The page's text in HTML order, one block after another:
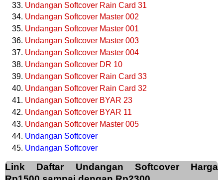
Undangan Softcover Rain Card 31
Undangan Softcover Master 002
Undangan Softcover Master 001
Undangan Softcover Master 003
Undangan Softcover Master 004
Undangan Softcover DR 10
Undangan Softcover Rain Card 33
Undangan Softcover Rain Card 32
Undangan Softcover BYAR 23
Undangan Softcover BYAR 11
Undangan Softcover Master 005
Undangan Softcover
Undangan Softcover
Link Daftar Undangan Softcover Harga